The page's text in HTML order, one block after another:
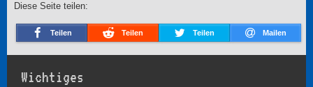
Diese Seite teilen:
Teilen Teilen Teilen Mailen
Wichtiges